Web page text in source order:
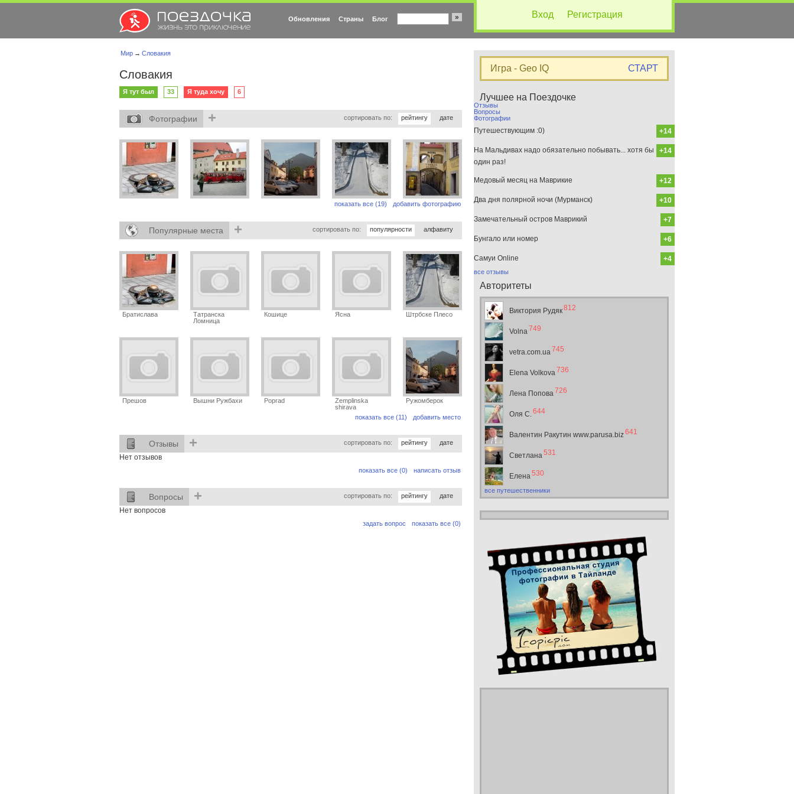
Вход Регистрация
Обновления Страны Блог »
Мир → Словакия
Словакия
Я тут был 33 Я туда хочу 6
Фотографии + сортировать по: рейтингу дате
добавить фотографию
показать все (19)
Популярные места + сортировать по: популярности алфавиту
Братислава
Татранска
Ломница
Кошице Ясна Штрбске Плесо
Прешов Вышни Ружбахи Poprad
Zemplinska
shirava
Ружомберок
добавить место
показать все (11)
Отзывы + сортировать по: рейтингу дате
Нет отзывов
написать отзыв
показать все (0)
Вопросы + сортировать по: рейтингу дате
Нет вопросов
показать все (0)
задать вопрос
Игра - Geo IQ СТАРТ
Лучшее на Поездочке
Отзывы
Вопросы
Фотографии
+14
Путешествующим :0)
+14
На Мальдивах надо обязательно побывать... хотя бы
один раз!
+12
Медовый месяц на Маврикие
+10
Два дня полярной ночи (Мурманск)
+7
Замечательный остров Маврикий
+6
Бунгало или номер
+4
Самуи Online
все отзывы
Авторитеты
Виктория Рудяк812
Volna749
vetra.com.ua745
Elena Volkova736
Лена Попова726
Оля С.644
Валентин Ракутин www.parusa.biz641
Светлана531
Елена530
все путешественники